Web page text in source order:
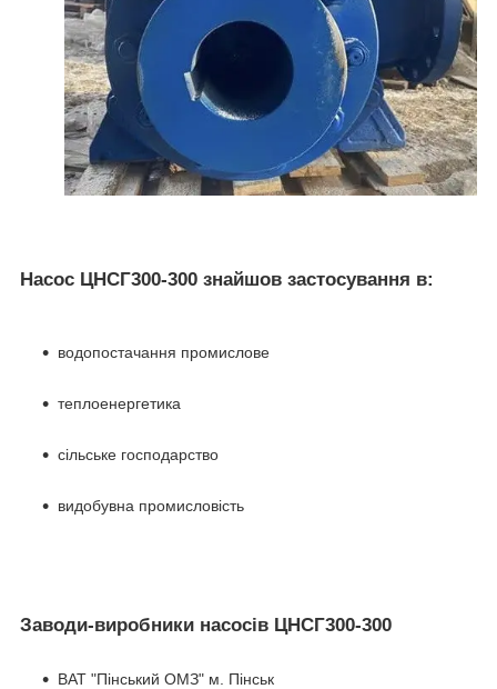
Насос ЦНСГ300-300 знайшов застосування в:
водопостачання промислове
теплоенергетика
сільське господарство
видобувна промисловість
Заводи-виробники насосів ЦНСГ300-300
ВАТ "Пінський ОМЗ" м. Пінськ